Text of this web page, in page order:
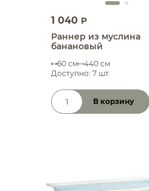
1 040 P
Раннер из муслина
банановый
60 см
440 см
Доступно: 7 шт.
Количество товара
В корзину